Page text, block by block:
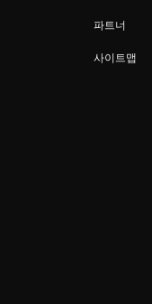
파트너
사이트맵